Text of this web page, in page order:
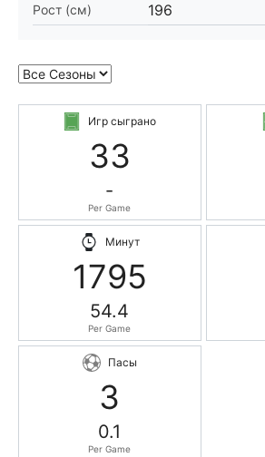
Рост (см) 196
Игр сыграно
33
-
Per Game
Минут
1795
54.4
Per Game
Пасы
3
0.1
Per Game